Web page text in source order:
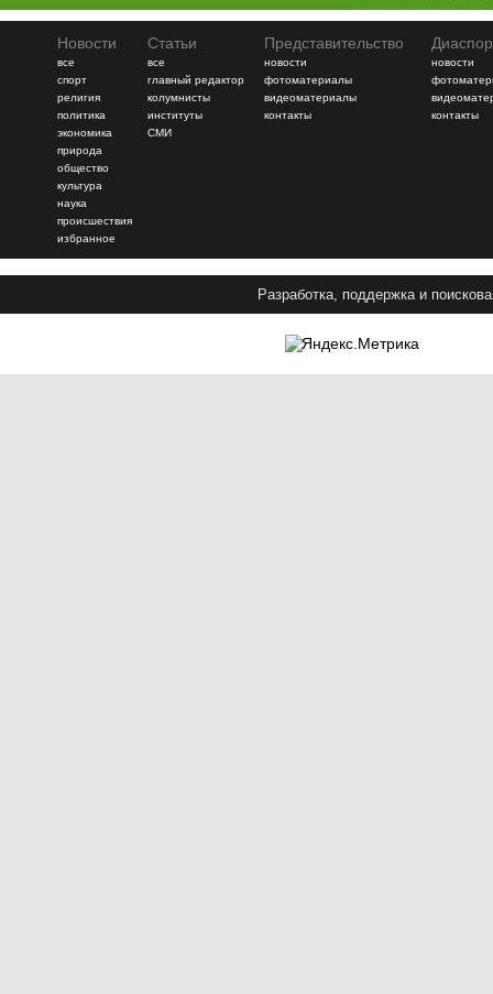
Новости
все
спорт
религия
политика
экономика
природа
общество
культура
наука
происшествия
избранное
Статьи
все
главный редактор
колумнисты
институты
СМИ
Представительство
новости
фотоматериалы
видеоматериалы
контакты
новости
контакты
Разработка, поддержка и